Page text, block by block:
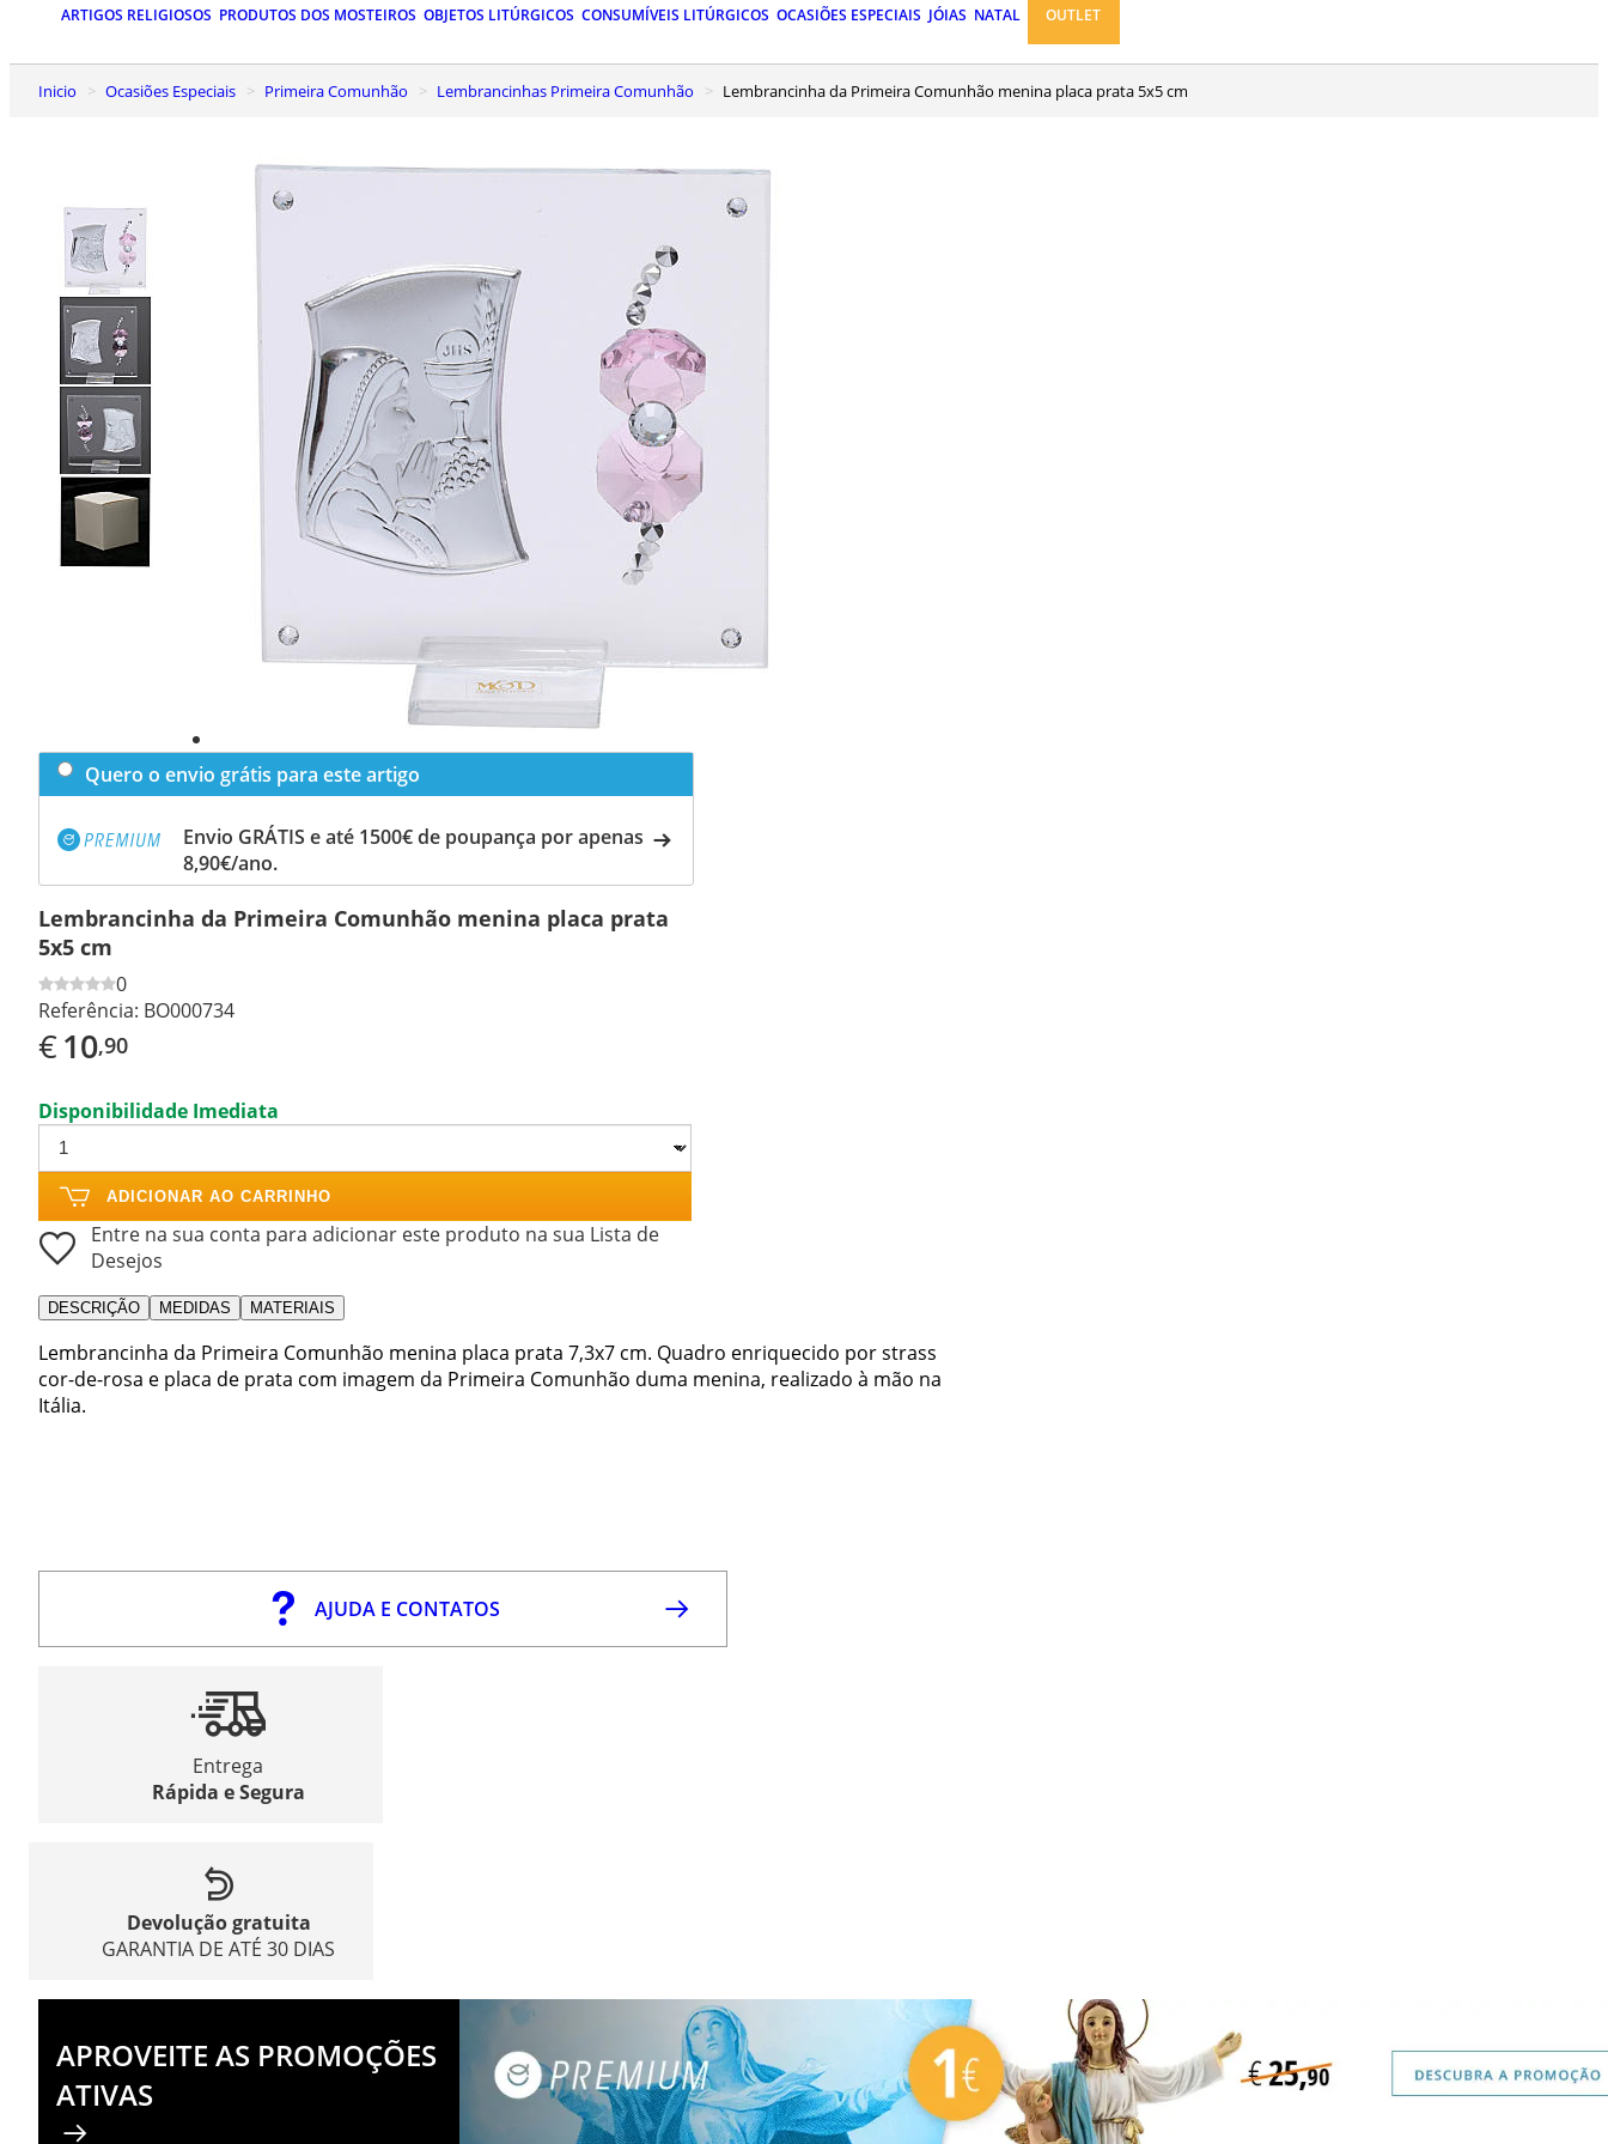
ARTIGOS RELIGIOSOS PRODUTOS DOS MOSTEIROS OBJETOS LITÚRGICOS CONSUMÍVEIS LITÚRGICOS OCASIÕES ESPECIAIS JÓIAS NATAL OUTLET
Inicio Ocasiões Especiais Primeira Comunhão Lembrancinhas Primeira Comunhão Lembrancinha da Primeira Comunhão menina placa prata 5x5 cm
Quero o envio grátis para este artigo
Envio GRÁTIS e até 1500€ de poupança por apenas
8,90€/ano.
Lembrancinha da Primeira Comunhão menina placa prata
5x5 cm
0
Referência: BO000734
€10,90
Disponibilidade Imediata
ADICIONAR AO CARRINHO
Entre na sua conta para adicionar este produto na sua Lista de
Desejos
DESCRIÇÃO MEDIDAS MATERIAIS
Lembrancinha da Primeira Comunhão menina placa prata 7,3x7 cm. Quadro enriquecido por strass
cor-de-rosa e placa de prata com imagem da Primeira Comunhão duma menina, realizado à mão na
Itália.
AJUDA E CONTATOS
Entrega
Rápida e Segura
Devolução gratuita
GARANTIA DE ATÉ 30 DIAS
APROVEITE AS PROMOÇÕES
ATIVAS